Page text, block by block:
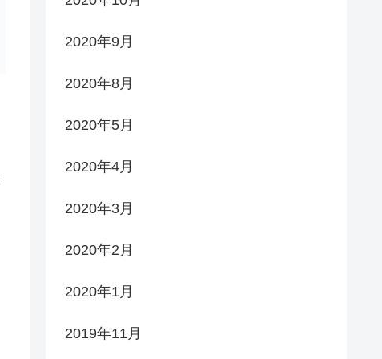
2020年9月
2020年8月
2020年5月
2020年4月
2020年3月
2020年2月
2020年1月
2019年11月